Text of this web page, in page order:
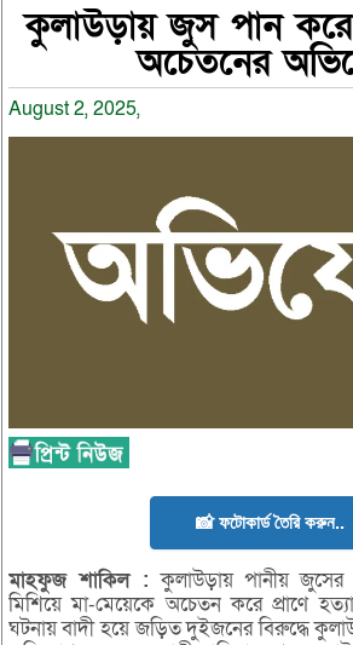
কুলাউড়ায় জুস পান
অচেতনের
August 2, 2025,
📸 ফটোকার্ড তৈরি করুন..
মাহফুজশাকিল : কুলাউড়ায় পানীয় জুসের
মিশিয়ে মা-মেয়েকে অচেতন করে প্রাণে
ঘটনায় বাদী হয়ে জড়িত দুইজনের বিরুদ্ধে